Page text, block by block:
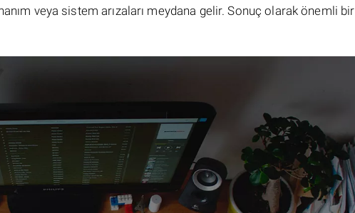
veya sistem arızaları meydana gelir. Sonuç olarak önemli bir